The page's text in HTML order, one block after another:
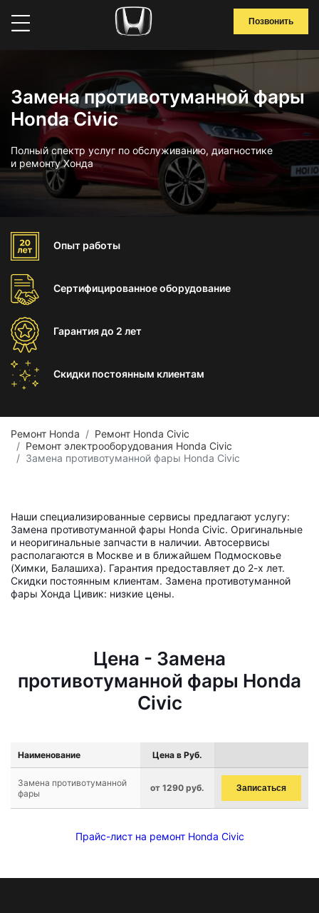
Позвонить
Замена противотуманной фары
Honda Civic
Полный спектр услуг по обслуживанию, диагностике
и ремонту Хонда
Опыт работы
Сертифицированноеоборудование
Гарантиядо 2 лет
Скидки постоянным клиентам
Ремонт Honda
Ремонт Honda Civic
Ремонт электрооборудования Honda Civic
Замена противотуманной фары Honda Civic
Наши специализированные сервисы предлагают услугу:
Замена противотуманной фары Honda Civic. Оригинальные
и неоригинальные запчасти в наличии. Автосервисы
располагаются в Москве и в ближайшем Подмосковье
(Химки, Балашиха). Гарантия предоставляет до 2-х лет.
Скидки постоянным клиентам. Замена противотуманной
фары Хонда Цивик: низкие цены.
Цена - Замена
противотуманной фары Honda
Civic
Наименование Цена в Руб.
Замена противотуманной
фары
от 1290 руб. Записаться
Прайс-лист на ремонт Honda Civic